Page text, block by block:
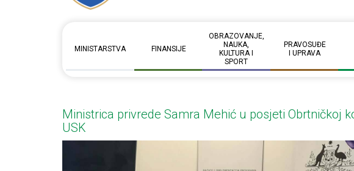
MINISTARSTVA FINANSIJE
OBRAZOVANJE,
NAUKA,
KULTURA I
SPORT
PRAVOSUĐE
I UPRAVA
Ministrica privrede Samra Mehić u posjeti Obrtničkoj
USK